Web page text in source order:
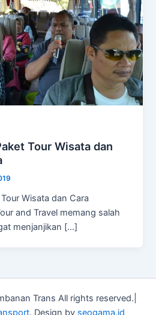
Tour Wisata dan
Wisata dan Cara
and Travel memang salah
menjanjikan […]
Trans All rights reserved.|
. Design by seogama.id